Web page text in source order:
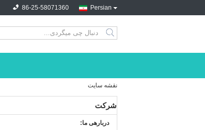
Persian
86-25-58071360
search
نقشه سایت
شرکت
دربارهی ما: